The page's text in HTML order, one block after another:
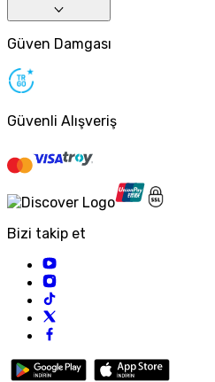
Güven Damgası
Güvenli Alışveriş
Bizi takip et